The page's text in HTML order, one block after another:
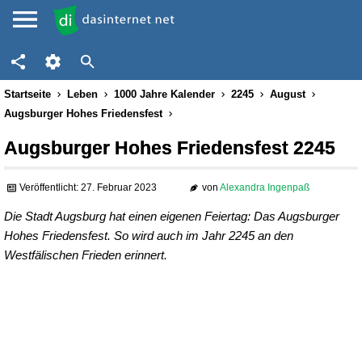
Startseite Leben 1000 Jahre Kalender 2245
August
Augsburger Hohes Friedensfest
Augsburger Hohes Friedensfest 2245
Veröffentlicht: 27. Februar 2023 von Alexandra Ingenpaß
Die Stadt Augsburg hat einen eigenen Feiertag: Das Augsburger
Hohes Friedensfest. So wird auch im Jahr 2245 an den
Westfälischen Frieden erinnert.